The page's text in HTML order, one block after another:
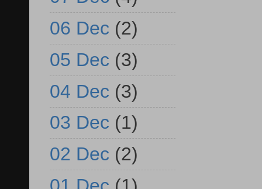
06 Dec (2)
05 Dec (3)
04 Dec (3)
03 Dec (1)
02 Dec (2)